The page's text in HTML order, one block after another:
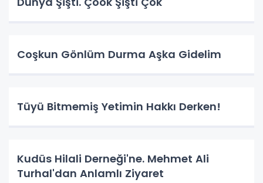
Coşkun Gönlüm Durma Aşka Gidelim
Tüyü Bitmemiş Yetimin Hakkı Derken!
Kudüs Hilali Derneği'ne. Mehmet Ali
Turhal'dan Anlamlı Ziyaret